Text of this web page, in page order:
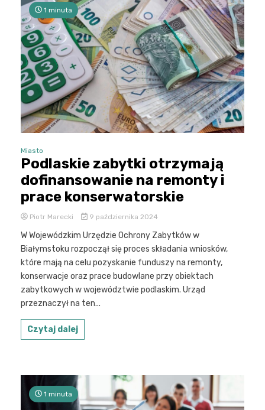
1 minuta
Miasto
Podlaskie zabytki otrzymają
dofinansowanie na remonty i
prace konserwatorskie
Piotr Marecki 9 października 2024
W Wojewódzkim Urzędzie Ochrony Zabytków w
Białymstoku rozpoczął się proces składania wniosków,
które mają na celu pozyskanie funduszy na remonty,
konserwacje oraz prace budowlane przy obiektach
zabytkowych w województwie podlaskim. Urząd
przeznaczył na ten...
Czytaj dalej
1 minuta